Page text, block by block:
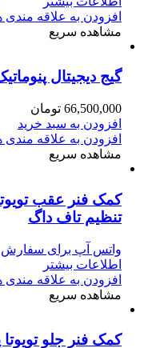
افزودن به علاقه مندی
مشاهده سریع
گیج دیجیتال
66,500,000 تومان
افزودن به سبد خرید
افزودن به علاقه مندی
مشاهده سریع
کمک‌ فنر عقب
تنظیم تاف داگ
واتس آپ برای سفارش
اطلاعات بیشتر
افزودن به علاقه مندی
مشاهده سریع